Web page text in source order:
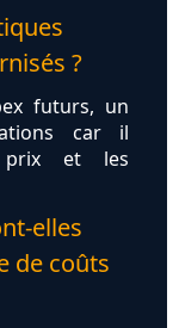
?
futurs, un
car il
prix et les
de coûts